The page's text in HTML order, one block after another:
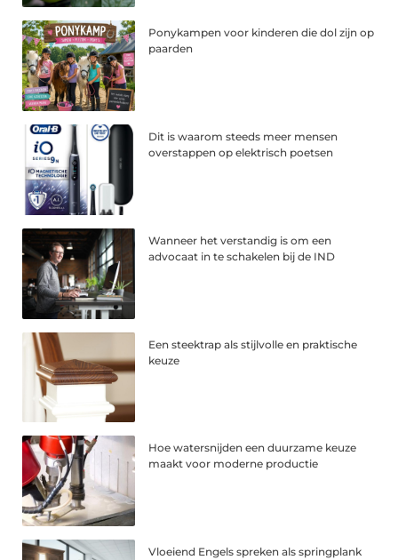
Ponykampen voor kinderen die dol zijn op
paarden
Dit is waarom steeds meer mensen
overstappen op elektrisch poetsen
Wanneer het verstandig is om een
advocaat in te schakelen bij de IND
Een steektrap als stijlvolle en praktische
keuze
Hoe watersnijden een duurzame keuze
maakt voor moderne productie
Vloeiend Engels spreken als springplank